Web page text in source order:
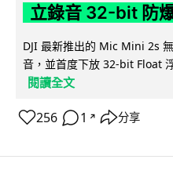
立錄音 32-bit 防
DJI 最新推出的 Mic Mini 2s
音，並首度下放 32-bit Float
閱讀全文
256 1 ↗ 分享